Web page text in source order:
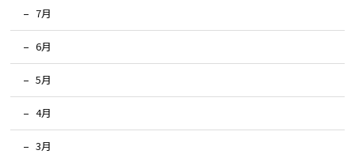
7月
6月
5月
4月
3月